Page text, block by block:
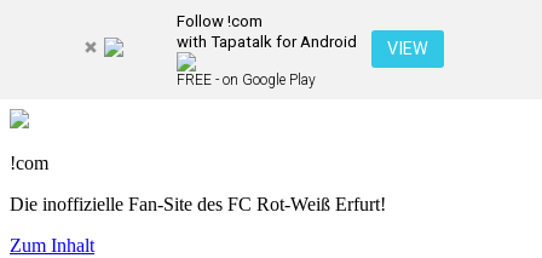
Follow !com
with Tapatalk for Android
FREE - on Google Play
VIEW
!com
Die inoffizielle Fan-Site des FC Rot-Weiß Erfurt!
Zum Inhalt